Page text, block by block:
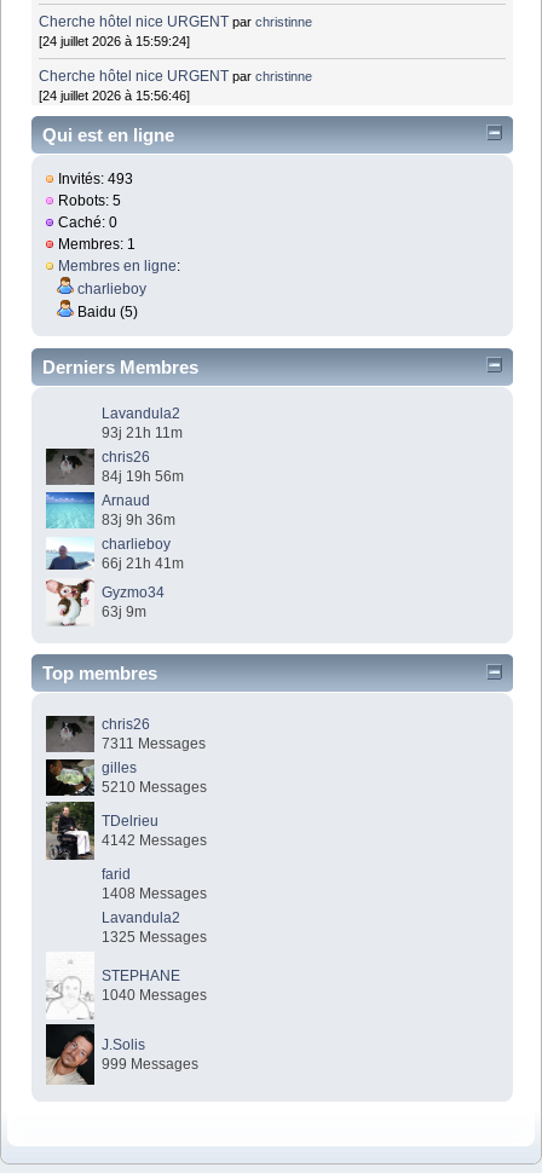
Cherche hôtel nice URGENT parchristinne
[24 juillet 2026 à 15:59:24]
Cherche hôtel nice URGENT parchristinne
[24 juillet 2026 à 15:56:46]
Qui est en ligne
Invités: 493
Robots: 5
Caché: 0
Membres: 1
Membres en ligne:
charlieboy
Baidu (5)
Derniers Membres
Lavandula2
93j 21h 11m
chris26
84j 19h 56m
Arnaud
83j 9h 36m
charlieboy
66j 21h 41m
Gyzmo34
63j 9m
Top membres
chris26
7311 Messages
gilles
5210 Messages
TDelrieu
4142 Messages
farid
1408 Messages
Lavandula2
1325 Messages
STEPHANE
1040 Messages
J.Solis
999 Messages